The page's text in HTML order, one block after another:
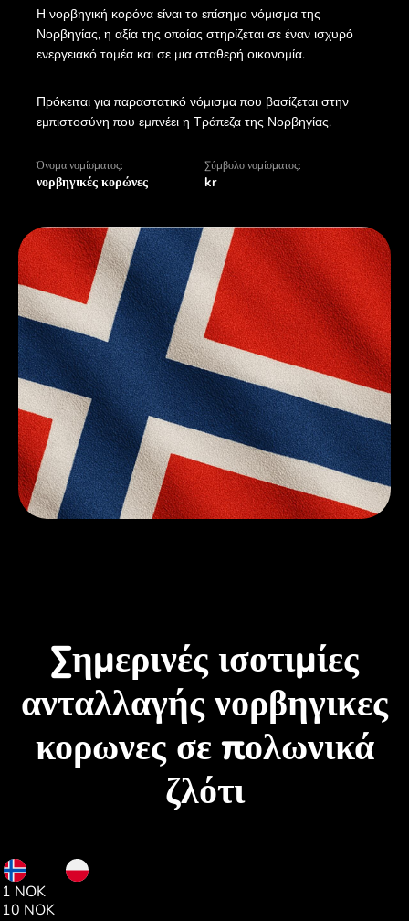
Η νορβηγική κορόνα είναι το επίσημο νόμισμα της
Νορβηγίας, η αξία της οποίας στηρίζεται σε έναν ισχυρό
ενεργειακό τομέα και σε μια σταθερή οικονομία.
Πρόκειται για παραστατικό νόμισμα που βασίζεται στην
εμπιστοσύνη που εμπνέει η Τράπεζα της Νορβηγίας.
Όνομα νομίσματος:
νορβηγικές κορώνες
Σύμβολο νομίσματος:
kr
Σημερινές ισοτιμίες
ανταλλαγής νορβηγικες
κορωνες σε πολωνικά
ζλότι
NOK
1 NOK
10 NOK